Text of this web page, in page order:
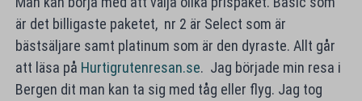
är det billigaste paketet, nr 2 är Select som är
bästsäljare samt platinum som är den dyraste. Allt går
att läsa på Hurtigrutenresan.se. Jag började min resa i
Bergen dit man kan ta sig med tåg eller flyg. Jag tog